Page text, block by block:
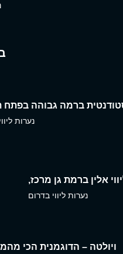
ברמה גבוהה בפתח
נערות
אלין ברמת גן מרכז,
נערות ליווי בדרום
ויולטה – הדוגמנית הכי